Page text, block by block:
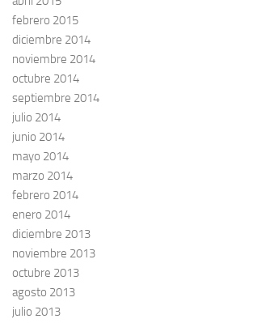
febrero 2015
diciembre 2014
noviembre 2014
octubre 2014
septiembre 2014
julio 2014
junio 2014
mayo 2014
marzo 2014
febrero 2014
enero 2014
diciembre 2013
noviembre 2013
octubre 2013
agosto 2013
julio 2013